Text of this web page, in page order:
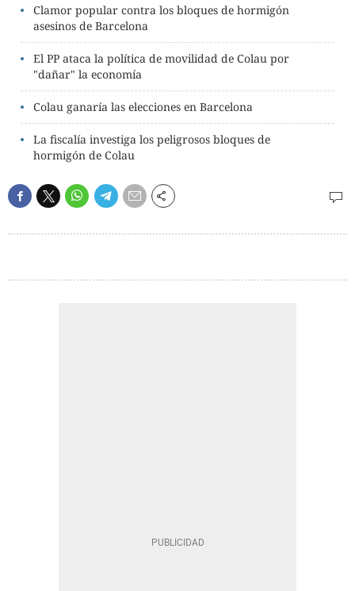
Clamor popular contra los bloques de hormigón
asesinos de Barcelona
El PP ataca la política de movilidad de Colau por
"dañar" la economía
Colau ganaría las elecciones en Barcelona
La fiscalía investiga los peligrosos bloques de
hormigón de Colau